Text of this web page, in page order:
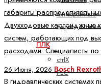
Синхронные
ПЛК
ctrlX
PLC
габариты
Двухходовые картриджные
систем, работающих под
расходами. Специалисты по
26 Июня, 2026 Bosch
В гидравлических